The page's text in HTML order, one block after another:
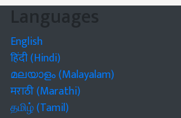
Languages
English
हिंदी (Hindi)
മലയാളം (Malayalam)
मराठी (Marathi)
தமிழ் (Tamil)